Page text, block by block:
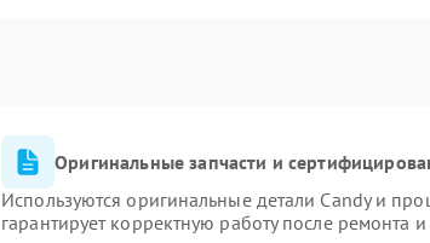
Оригинальные запчасти и
Используются оригинальные детали Candy и
гарантирует корректную работу после ремонта